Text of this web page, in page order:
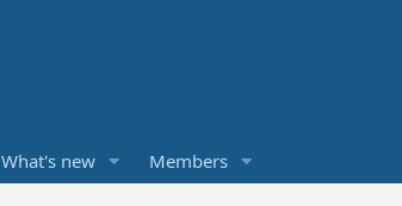
What's new Members